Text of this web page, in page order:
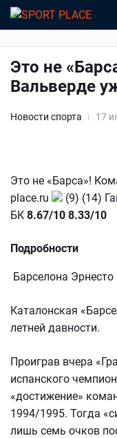
Это не
Вальверде
Новости спорта 17
Это не «Барса»!
place.ru
(9) (14)
БК 8.67/10 8.33/10
Подробности
Барселона
Каталонская
летней давности.
Проиграв вчера
испанского
«достижение»
1994/1995. Тогда
лишь семь очков